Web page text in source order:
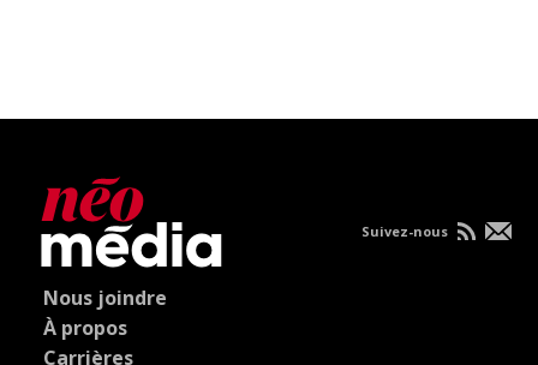
Nous joindre
À propos
Carrières
Suivez-nous